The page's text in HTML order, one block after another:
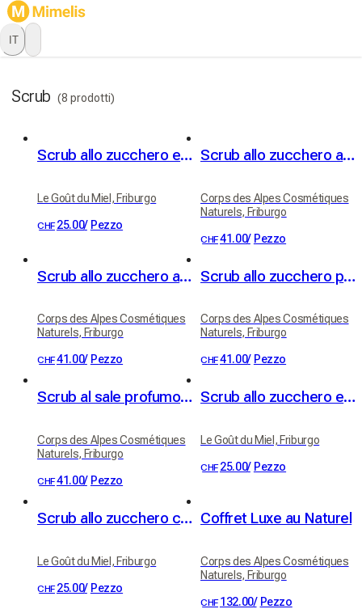
IT
Scrub (8 prodotti)
Scrub allo zucchero e miele dei nostri apiari - profumo miele-limone
Le Goût du Miel, Friburgo
CHF 25.00/ Pezzo
Scrub allo zucchero al burro di karité
Corps des Alpes Cosmétiques
Naturels, Friburgo
CHF41.00/ Pezzo
Scrub allo zucchero al gelsomino
Corps des Alpes Cosmétiques
Naturels, Friburgo
CHF41.00/ Pezzo
Scrub allo zucchero profumo Muschio di Quercia
Corps des Alpes Cosmétiques
Naturels, Friburgo
CHF41.00/ Pezzo
Scrub al sale profumo Felce & Sottobosco
Corps des Alpes Cosmétiques
Naturels, Friburgo
CHF41.00/ Pezzo
Scrub allo zucchero e olio di nocciolo di albicocca BIO - profumo di albicocca
Le Goût du Miel, Friburgo
CHF 25.00/ Pezzo
Scrub allo zucchero con verbena e burro di karité BIO
Le Goût du Miel, Friburgo
CHF 25.00/ Pezzo
Coffret Luxe au Naturel
Corps des Alpes Cosmétiques
Naturels, Friburgo
CHF 132.00/ Pezzo